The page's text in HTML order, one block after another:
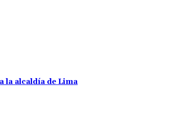
la alcaldía de Lima